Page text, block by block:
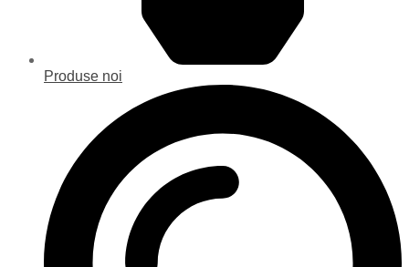
Produse noi